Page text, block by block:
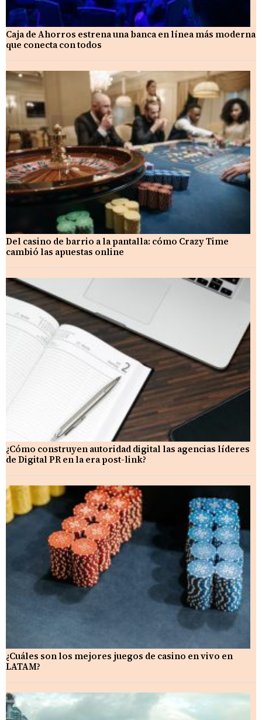
Caja de Ahorros estrena una banca en línea más moderna
que conecta con todos
Del casino de barrio a la pantalla: cómo Crazy Time
cambió las apuestas online
¿Cómo construyen autoridad digital las agencias líderes
de Digital PR en la era post-link?
¿Cuáles son los mejores juegos de casino en vivo en
LATAM?